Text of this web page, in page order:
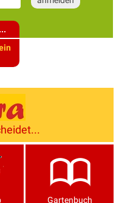
Gartenbuch